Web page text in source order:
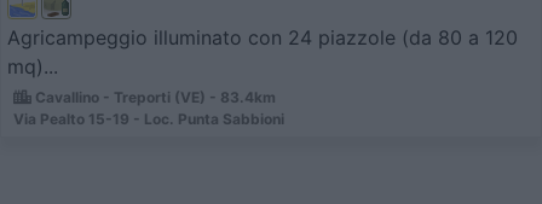
Agricampeggio illuminato con 24 piazzole (da 80 a 120
mq)...
Cavallino - Treporti (VE) - 83.4km
Via Pealto 15-19 - Loc. Punta Sabbioni